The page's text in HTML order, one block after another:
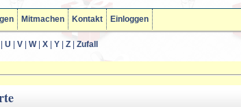
Mitmachen Kontakt Einloggen
U V W| X Y Z Zufall